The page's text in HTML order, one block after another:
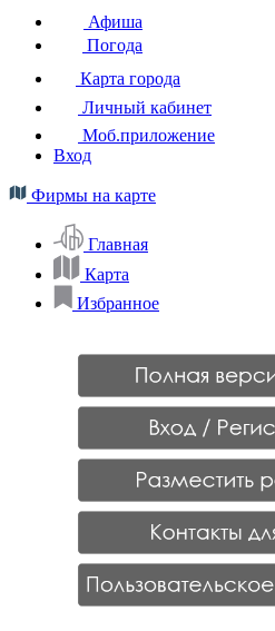
Афиша
Погода
Карта города
Личный кабинет
Моб.приложение
Вход
Фирмы на карте
Главная
Карта
Избранное